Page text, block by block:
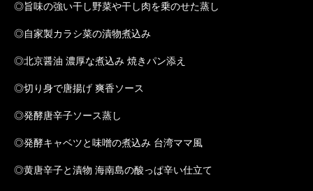
◎旨味の強い干し野菜や干し肉を乗のせた蒸し
◎自家製カラシ菜の漬物煮込み
◎北京醤油 濃厚な煮込み 焼きパン添え
◎切り身で唐揚げ 爽香ソース
◎発酵唐辛子ソース蒸し
◎発酵キャベツと味噌の煮込み 台湾ママ風
◎黄唐辛子と漬物 海南島の酸っぱ辛い仕立て